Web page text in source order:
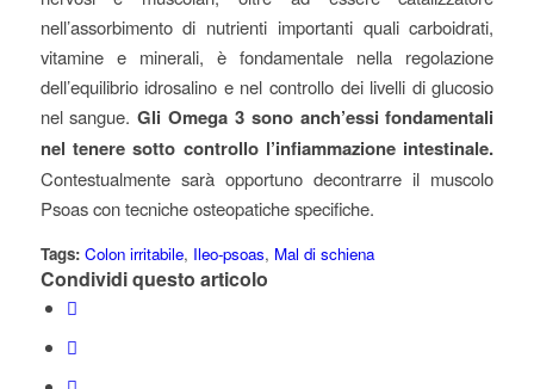
nell’assorbimento di nutrienti importanti quali carboidrati,
vitamine e minerali, è fondamentale nella regolazione
dell’equilibrio idrosalino e nel controllo dei livelli di glucosio
nel sangue.Gli Omega 3 sono anch’essi fondamentali
nel tenere sotto controllo l’infiammazione intestinale.
Contestualmente sarà opportuno decontrarre il muscolo
Psoas con tecniche osteopatiche specifiche.
Tags: Colon irritabile, Ileo-psoas, Mal di schiena
Condividi questo articolo